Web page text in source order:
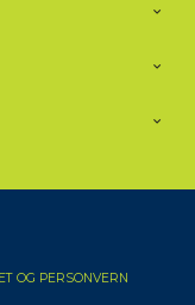
OG PERSONVERN